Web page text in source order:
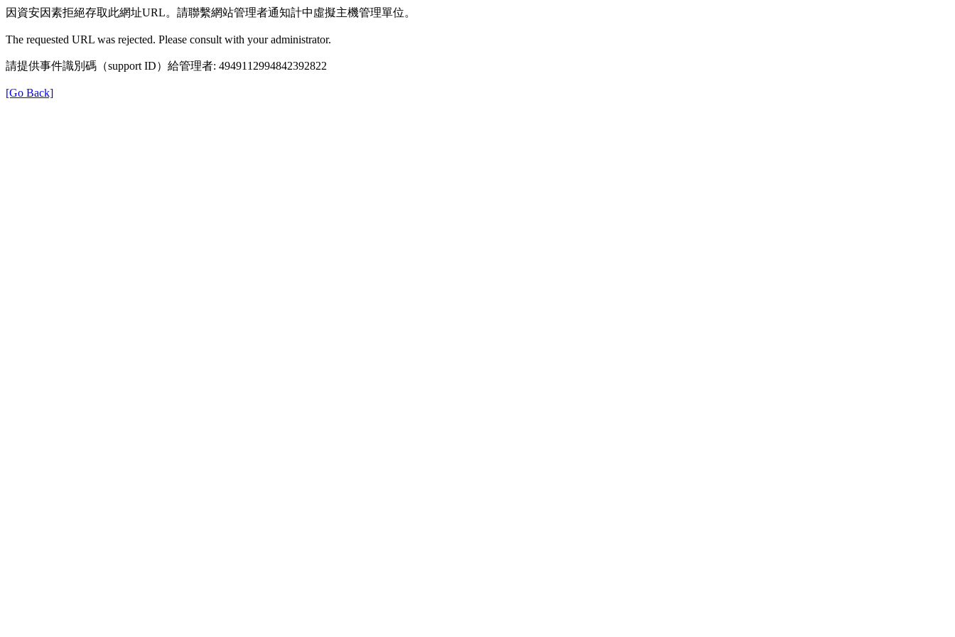
因資安因素拒絕存取此網址URL。請聯繫網站管理者通知計中虛擬主機管理單位。
The requested URL was rejected. Please consult with your administrator.
請提供事件識別碼（support ID）給管理者: 4949112994842392822
[Go Back]